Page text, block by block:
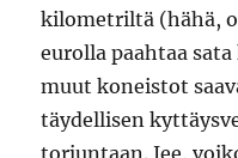
kilometriltä (hähä,
eurolla paahtaa
muut koneistot
täydellisen
torjuntaan. Jee,